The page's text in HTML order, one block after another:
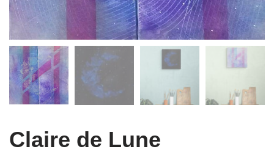
Claire de Lune